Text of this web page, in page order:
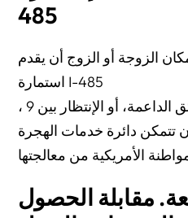
485
الزوجة أو الزوج أن يقدم
استمارة I-485
، وطلب تعديل وضعه، والوثائق الداعمة، أو الإنتظار بين 9
تتمكن دائرة خدمات الهجرة
مقابلة الحصول